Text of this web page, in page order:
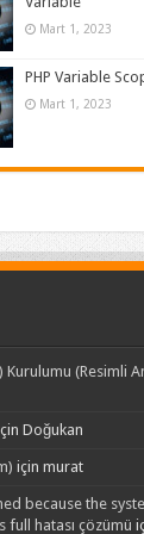
Mart 1, 2023
PHP Variable
Mart 1, 2023
(Resimli
Doğukan
için murat
because the
hatası çözümü